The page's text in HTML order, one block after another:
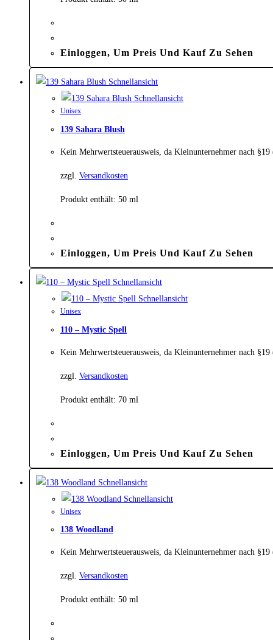
Einloggen, Um Preis Und Kauf Zu Sehen
Schnellansicht
Schnellansicht
Unisex
139 Sahara Blush
Kein Mehrwertsteuerausweis, da Kleinunternehmer nach
zzgl. Versandkosten
Produkt enthält: 50 ml
Einloggen, Um Preis Und Kauf Zu Sehen
Schnellansicht
Schnellansicht
Unisex
110 – Mystic Spell
Kein Mehrwertsteuerausweis, da Kleinunternehmer nach
zzgl. Versandkosten
Produkt enthält: 70 ml
Einloggen, Um Preis Und Kauf Zu Sehen
Schnellansicht
Schnellansicht
Unisex
138 Woodland
Kein Mehrwertsteuerausweis, da Kleinunternehmer nach
zzgl. Versandkosten
Produkt enthält: 50 ml